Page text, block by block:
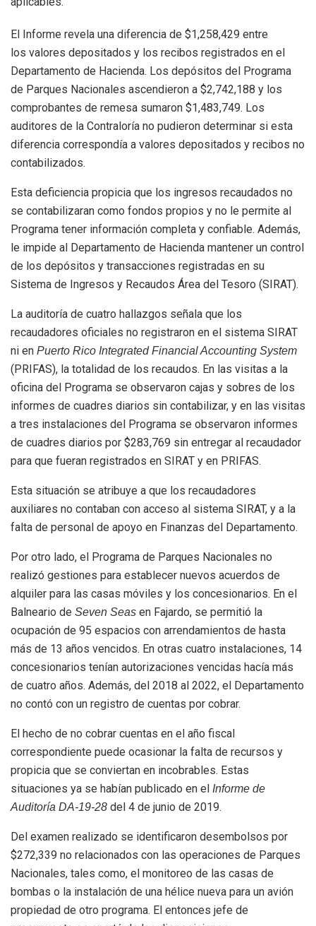
El Informe revela una diferencia de $1,258,429 entre
los valores depositados y los recibos registrados en el
Departamento de Hacienda. Los depósitos del Programa
de Parques Nacionales ascendieron a $2,742,188 y los
comprobantes de remesa sumaron $1,483,749. Los
auditores de la Contraloría no pudieron determinar si esta
diferencia correspondía a valores depositados y recibos no
contabilizados.
Esta deficiencia propicia que los ingresos recaudados no
se contabilizaran como fondos propios y no le permite al
Programa tener información completa y confiable. Además,
le impide al Departamento de Hacienda mantener un control
de los depósitos y transacciones registradas en su
Sistema de Ingresos y Recaudos Área del Tesoro (SIRAT).
La auditoría de cuatro hallazgos señala que los
recaudadores oficiales no registraron en el sistema SIRAT
ni en Puerto Rico Integrated Financial Accounting System
(PRIFAS), la totalidad de los recaudos. En las visitas a la
oficina del Programa se observaron cajas y sobres de los
informes de cuadres diarios sin contabilizar, y en las visitas
a tres instalaciones del Programa se observaron informes
de cuadres diarios por $283,769 sin entregar al recaudador
para que fueran registrados en SIRAT y en PRIFAS.
Esta situación se atribuye a que los recaudadores
auxiliares no contaban con acceso al sistema SIRAT, y a la
falta de personal de apoyo en Finanzas del Departamento.
Por otro lado, el Programa de Parques Nacionales no
realizó gestiones para establecer nuevos acuerdos de
alquiler para las casas móviles y los concesionarios. En el
Balneario de Seven Seas en Fajardo, se permitió la
ocupación de 95 espacios con arrendamientos de hasta
más de 13 años vencidos. En otras cuatro instalaciones, 14
concesionarios tenían autorizaciones vencidas hacía más
de cuatro años. Además, del 2018 al 2022, el Departamento
no contó con un registro de cuentas por cobrar.
El hecho de no cobrar cuentas en el año fiscal
correspondiente puede ocasionar la falta de recursos y
propicia que se conviertan en incobrables. Estas
situaciones ya se habían publicado en el Informe de
Auditoría DA-19-28 del 4 de junio de 2019.
Del examen realizado se identificaron desembolsos por
$272,339 no relacionados con las operaciones de Parques
Nacionales, tales como, el monitoreo de las casas de
bombas o la instalación de una hélice nueva para un avión
propiedad de otro programa. El entonces jefe de